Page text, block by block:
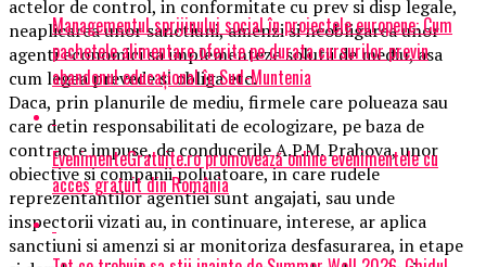
actelor de control, in conformitate cu prev si disp legale,
neaplicarea unor sanctiuni, amenzi si neobligarea unor
agenti economici sa implementeze solutii de mediu, asa
cum legea prevede si obliga etc.
Daca, prin planurile de mediu, firmele care polueaza sau
care detin responsabilitati de ecologizare, pe baza de
contracte impuse, de conducerile A.P.M. Prahova, unor
obiective si companii poluatoare, in care rudele
reprezentantilor agentiei sunt angajati, sau unde
inspectorii vizati au, in continuare, interese, ar aplica
sanctiuni si amenzi si ar monitoriza desfasurarea, in etape
Managementul sprijinului social în proiectele europene: Cum
pachetele alimentare oferite pe durata cursurilor previn
abandonul educațional în Sud-Muntenia
EvenimenteGratuite.ro promovează online evenimentele cu
acces gratuit din România